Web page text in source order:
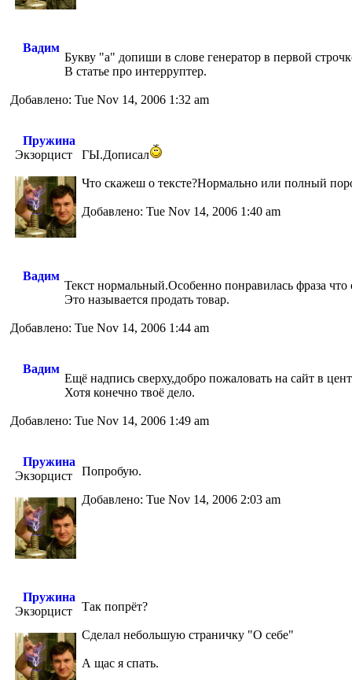
Вадим
Букву "а" допиши в слове генератор в первой
В статье про интерруптер.
Добавлено: Tue Nov 14, 2006 1:32 am
Пружина
Экзорцист
ГЫ.Дописал
Что скажеш о тексте?Нормально или полный
Добавлено: Tue Nov 14, 2006 1:40 am
Вадим
Текст нормальный.Особенно понравилась фраза
Это называется продать товар.
Добавлено: Tue Nov 14, 2006 1:44 am
Вадим
Ещё надпись сверху,добро пожаловать на сайт в
Хотя конечно твоё дело.
Добавлено: Tue Nov 14, 2006 1:49 am
Пружина
Экзорцист
Попробую.
Добавлено: Tue Nov 14, 2006 2:03 am
Пружина
Экзорцист
Так попрёт?
Сделал небольшую страничку "О себе"
А щас я спать.